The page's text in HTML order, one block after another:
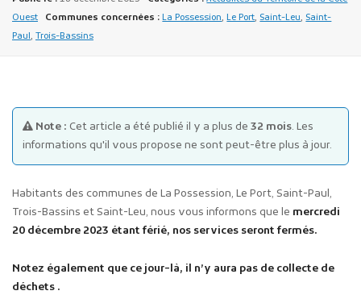
Publicité des actes
Ouest
Communes concernées : La Possession,Le Port, Saint-Leu, Saint-
Paul, Trois-Bassins
Note : Cet article a été publié il y a plus de 32 mois. Les
informations qu'il vous propose ne sont peut-être plus à jour.
Habitants des communes de La Possession, Le Port, Saint-Paul,
Trois-Bassins et Saint-Leu, nous vous informons que le mercredi
20 décembre 2023 étant férié, nos services seront fermés.
Notez également que ce jour-là, il n’y aura pas de collecte de
déchets .